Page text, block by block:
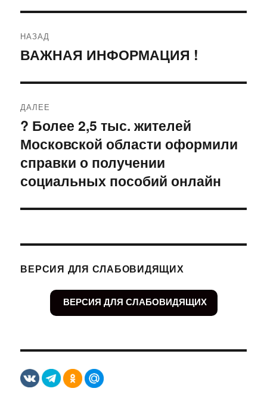
по
НАЗАД
Предыдущая
ВАЖНАЯ ИНФОРМАЦИЯ !
ДАЛЕЕ
Следующая
запись:
? Более 2,5 тыс. жителей
Московской области оформили
справки о получении
социальных пособий онлайн
ВЕРСИЯ ДЛЯ СЛАБОВИДЯЩИХ
ВЕРСИЯ ДЛЯ СЛАБОВИДЯЩИХ